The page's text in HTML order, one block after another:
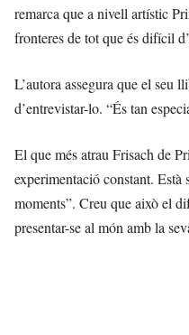
remarca que a nivell artístic
fronteres de tot que és difícil
L’autora assegura que el seu
d’entrevistar-lo. “És tan
El que més atrau Frisach de
experimentació constant. Està
moments”. Creu que això el
presentar-se al món amb la